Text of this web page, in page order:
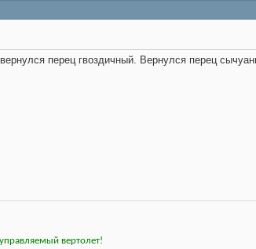
перец гвоздичный. Вернулся перец
вертолет!